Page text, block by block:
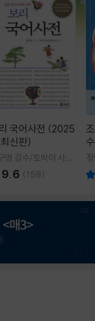
국어사전 (2025
신판)
병 감수/토박이 사전
실 편
9.6 (158)